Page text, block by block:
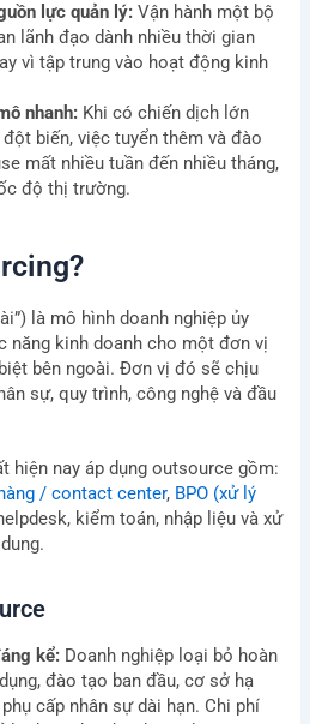
lực quản lý:Vận hành một bộ
lãnh đạo dành nhiều thời gian
vì tập trung vào hoạt động kinh
nhanh:Khi có chiến dịch lớn
biến, việc tuyển thêm và đào
mất nhiều tuần đến nhiều tháng,
độ thị trường.
là mô hình doanh nghiệp ủy
năng kinh doanh cho một đơn vị
bên ngoài. Đơn vị đó sẽ chịu
sự, quy trình, công nghệ và đầu
hiện nay áp dụng outsource gồm:
/ contact center, BPO (xử lý
kiểm toán, nhập liệu và xử
kể:Doanh nghiệp loại bỏ hoàn
đào tạo ban đầu, cơ sở hạ
cấp nhân sự dài hạn. Chi phí